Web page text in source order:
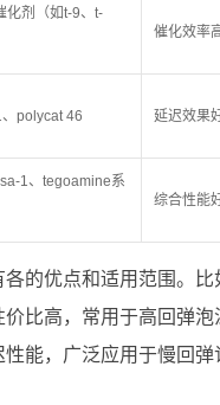
化剂（如t-9、t-
催化效率
polycat 46 延迟效果
1、tegoamine系
综合性能
的优点和适用范围。
比高，常用于高回弹泡
能，广泛应用于慢回弹